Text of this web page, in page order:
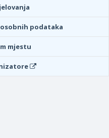
podataka
mjestu